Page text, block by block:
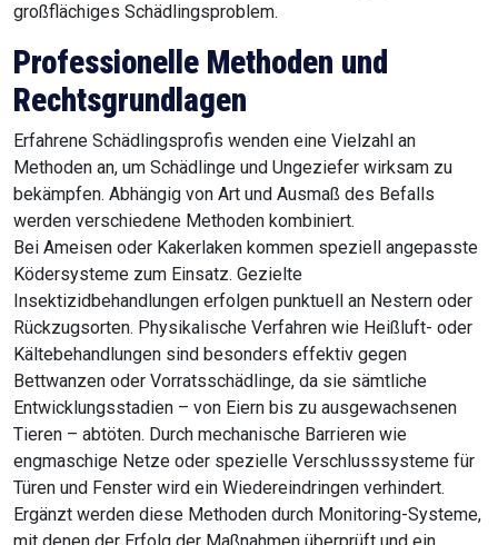
großflächiges Schädlingsproblem.
Professionelle Methoden und
Rechtsgrundlagen
Erfahrene Schädlingsprofis wenden eine Vielzahl an
Methoden an, um Schädlinge und Ungeziefer wirksam zu
bekämpfen. Abhängig von Art und Ausmaß des Befalls
werden verschiedene Methoden kombiniert.
Bei Ameisen oder Kakerlaken kommen speziell angepasste
Ködersysteme zum Einsatz. Gezielte
Insektizidbehandlungen erfolgen punktuell an Nestern oder
Rückzugsorten. Physikalische Verfahren wie Heißluft- oder
Kältebehandlungen sind besonders effektiv gegen
Bettwanzen oder Vorratsschädlinge, da sie sämtliche
Entwicklungsstadien – von Eiern bis zu ausgewachsenen
Tieren – abtöten. Durch mechanische Barrieren wie
engmaschige Netze oder spezielle Verschlusssysteme für
Türen und Fenster wird ein Wiedereindringen verhindert.
Ergänzt werden diese Methoden durch Monitoring-Systeme,